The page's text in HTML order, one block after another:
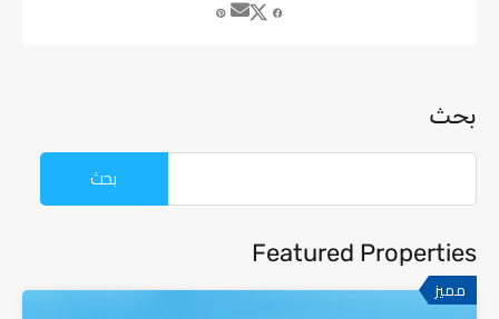
بحث
Featured Properties
مميز